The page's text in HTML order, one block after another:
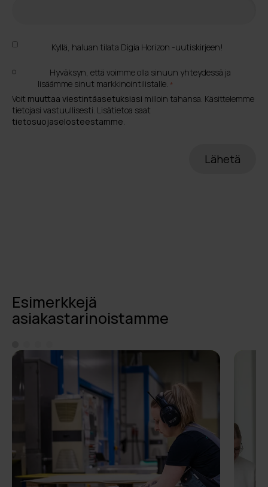
Kyllä, haluan tilata Digia Horizon -uutiskirjeen!
Hyväksyn, että voimme olla sinuun yhteydessä ja
lisäämme sinut markkinointilistalle. *
Voit muuttaa viestintäasetuksiasi milloin tahansa. Käsittelemme
tietojasi vastuullisesti. Lisätietoa saat
tietosuojaselosteestamme
Esimerkkejä
asiakastarinoistamme